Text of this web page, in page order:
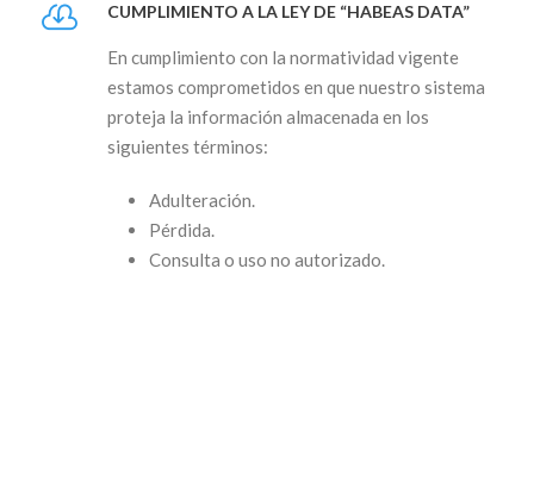
CUMPLIMIENTO A LA LEY DE “HABEAS DATA”
En cumplimiento con la normatividad vigente
estamos comprometidos en que nuestro sistema
proteja la información almacenada en los
siguientes términos:
Adulteración.
Pérdida.
Consulta o uso no autorizado.